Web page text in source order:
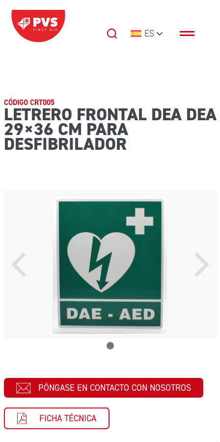
Saltar al contenido
Navegación principal ES
CÓDIGO CRT005
LETRERO FRONTAL DEA DEA
29×36 CM PARA
DESFIBRILADOR
PÓNGASE EN CONTACTO CON NOSOTROS
FICHA TÉCNICA